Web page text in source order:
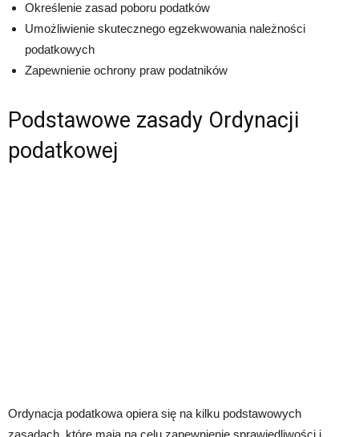
Określenie zasad poboru podatków
Umożliwienie skutecznego egzekwowania należności
podatkowych
Zapewnienie ochrony praw podatników
Podstawowe zasady Ordynacji
podatkowej
Ordynacja podatkowa opiera się na kilku podstawowych
zasadach, które mają na celu zapewnienie sprawiedliwości i